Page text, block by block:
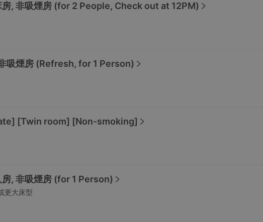
房, 非吸煙房 (for 2 People, Check out at 12PM)
吸煙房 (Refresh, for 1 Person)
[Twin room] [Non-smoking]
房, 非吸煙房 (for 1 Person)
更大床型